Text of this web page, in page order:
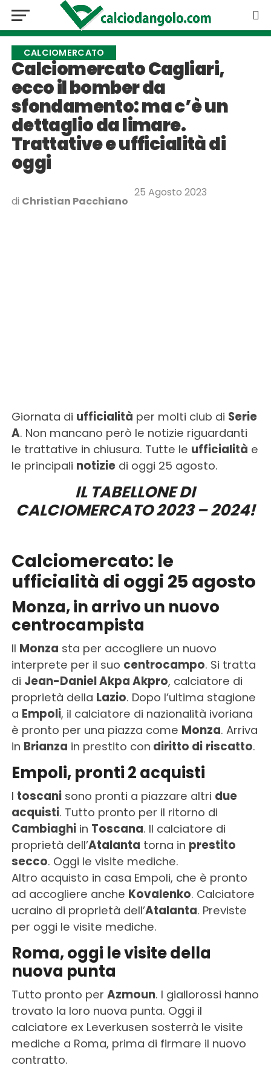
CALCIOMERCATO
Calciomercato Cagliari,
ecco il bomber da
sfondamento: ma c’è un
dettaglio da limare.
Trattative e ufficialità di
oggi
di Christian Pacchiano
25 Agosto 2023
Giornata di ufficialità per molti club di Serie
A. Non mancano però le notizie riguardanti
le trattative in chiusura. Tutte le ufficialità e
le principali notiziedi oggi 25 agosto.
IL TABELLONE DI
CALCIOMERCATO 2023 – 2024!
Calciomercato: le
ufficialità di oggi 25 agosto
Monza, in arrivo un nuovo
centrocampista
Il Monza sta per accogliere un nuovo
interprete per il suo centrocampo. Si tratta
di Jean-Daniel Akpa Akpro, calciatore di
proprietà della Lazio. Dopo l’ultima stagione
a Empoli, il calciatore di nazionalità ivoriana
è pronto per una piazza come Monza. Arriva
in Brianza in prestito con diritto di riscatto.
Empoli, pronti 2 acquisti
I toscanisono pronti a piazzare altri due
acquisti. Tutto pronto per il ritorno di
Cambiaghiin Toscana. Il calciatore di
proprietà dell’Atalanta torna in prestito
secco. Oggi le visite mediche.
Altro acquisto in casa Empoli, che è pronto
ad accogliere anche Kovalenko. Calciatore
ucraino di proprietà dell’Atalanta. Previste
per oggi le visite mediche.
Roma, oggi le visite della
nuova punta
Tutto pronto per Azmoun. I giallorossi hanno
trovato la loro nuova punta. Oggi il
calciatore ex Leverkusen sosterrà le visite
mediche a Roma, prima di firmare il nuovo
contratto.